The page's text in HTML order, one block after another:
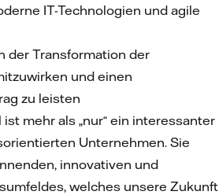
IT-Technologien und agile
der Transformation der
und einen
zu leisten
mehr als „nur“ ein interessanter
Unternehmen. Sie
innovativen und
welches unsere Zukunft